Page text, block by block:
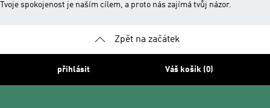
Tvoje spokojenost je naším cílem, a proto nás zajímá tvůj názor.
Zpět na začátek
přihlásit Váš košík (0)